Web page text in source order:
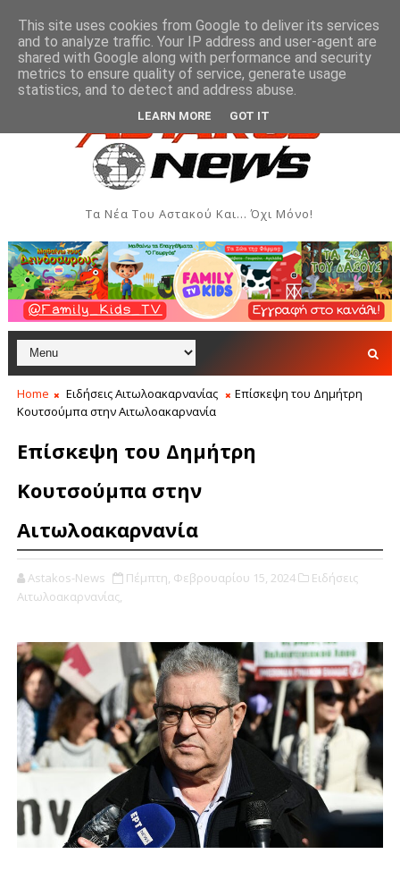
- Αύγουστος 2026 ΑΣΤΑΚΌΣ Όρθρος και Θεία
Τα Νέα Του Αστακού Και... Όχι Μόνο!
Home Ειδήσεις Αιτωλοακαρνανίας
Επίσκεψη του Δημήτρη
Κουτσούμπα στην Αιτωλοακαρνανία
Επίσκεψη του Δημήτρη
Κουτσούμπα στην
Αιτωλοακαρνανία
Astakos-News Πέμπτη, Φεβρουαρίου 15, 2024
Ειδήσεις
Αιτωλοακαρνανίας,
This site uses cookies from Google to deliver its services
and to analyze traffic. Your IP address and user-agent are
shared with Google along with performance and security
metrics to ensure quality of service, generate usage
statistics, and to detect and address abuse.
LEARN MORE GOT IT